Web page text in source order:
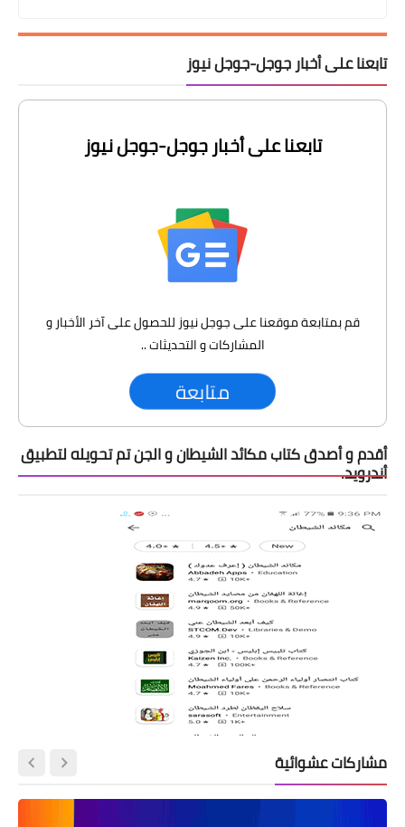
تابعنا على أخبار جوجل-جوجل نيوز
تابعنا على أخبار جوجل-جوجل نيوز
قم بمتابعة موقعنا على جوجل نيوز للحصول على آخر الأخبار و
المشاركات و التحديثات ..
متابعة
أقدم و أصدق كتاب مكائد الشيطان و الجن تم تحويله لتطبيق
أندرويد.
مشاركات عشوائية